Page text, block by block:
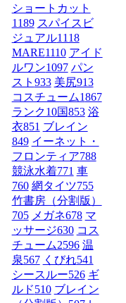
ショートカット
1189 スパイスビ
ジュアル1118
MARE1110 アイド
ルワン1097 パン
スト 933 美尻913
コスチューム1867
ランク10国853 浴
衣851 ブレイン
849 イーネット・
フロンティア788
競泳水着771 車
760 網タイツ755
竹書房（分割版）
705 メガネ678 マ
ッサージ630 コス
チューム2596 温
泉567 くびれ541
シースルー526 ギ
ルド510 ブレイン